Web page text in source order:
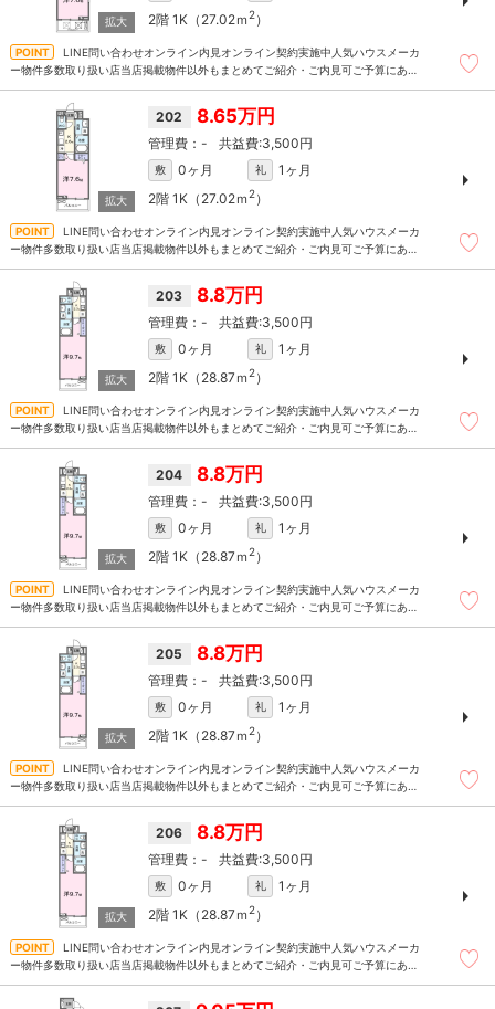
2階 1K（27.02ｍ 2）
LINE問い合わせオンライン内見オンライン契約実施中人気ハウスメーカ
ー物件多数取り扱い店当店掲載物件以外もまとめてご紹介・ご内見可ご予算にあっ
202 8.65万円
- 3,500円
敷 0ヶ月 礼
1ヶ月
2階 1K（27.02ｍ 2）
LINE問い合わせオンライン内見オンライン契約実施中人気ハウスメーカ
ー物件多数取り扱い店当店掲載物件以外もまとめてご紹介・ご内見可ご予算にあっ
203 8.8万円
- 3,500円
敷 0ヶ月 礼
1ヶ月
2階 1K（28.87ｍ 2）
LINE問い合わせオンライン内見オンライン契約実施中人気ハウスメーカ
ー物件多数取り扱い店当店掲載物件以外もまとめてご紹介・ご内見可ご予算にあっ
204 8.8万円
- 3,500円
敷 0ヶ月 礼
1ヶ月
2階 1K（28.87ｍ 2）
LINE問い合わせオンライン内見オンライン契約実施中人気ハウスメーカ
ー物件多数取り扱い店当店掲載物件以外もまとめてご紹介・ご内見可ご予算にあっ
205 8.8万円
- 3,500円
敷 0ヶ月 礼
1ヶ月
2階 1K（28.87ｍ 2）
LINE問い合わせオンライン内見オンライン契約実施中人気ハウスメーカ
ー物件多数取り扱い店当店掲載物件以外もまとめてご紹介・ご内見可ご予算にあっ
206 8.8万円
- 3,500円
敷 0ヶ月 礼
1ヶ月
2階 1K（28.87ｍ 2）
LINE問い合わせオンライン内見オンライン契約実施中人気ハウスメーカ
ー物件多数取り扱い店当店掲載物件以外もまとめてご紹介・ご内見可ご予算にあっ